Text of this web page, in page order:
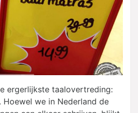
ergerlijkste taalovertreding:
Hoewel we in Nederland de